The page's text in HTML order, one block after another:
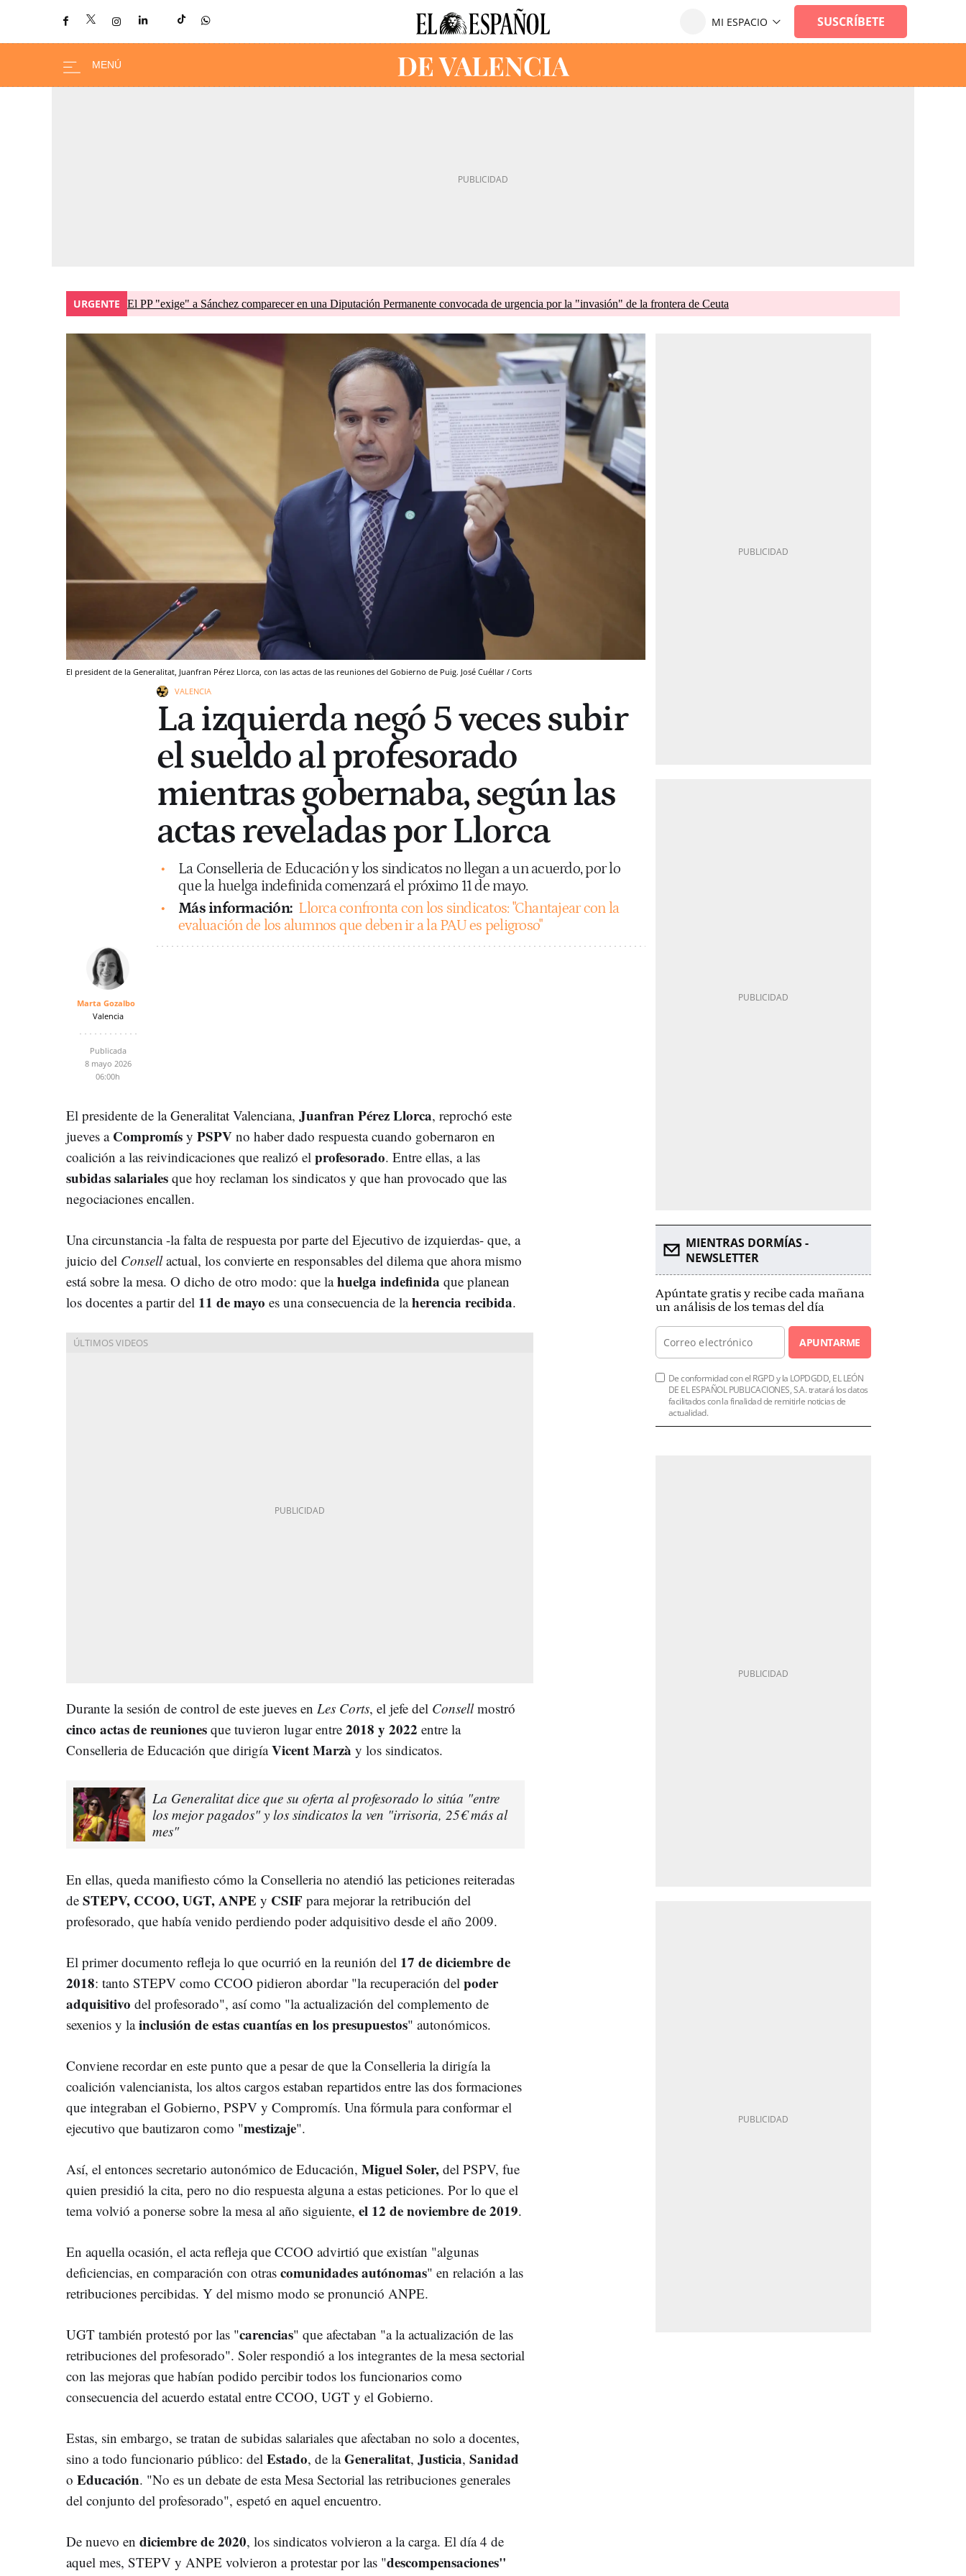
URGENTE El PP "exige" a Sánchez comparecer en una Diputación Permanente convocada de urgencia por la "invasión" de la frontera de Ceuta
El president de la Generalitat, Juanfran Pérez Llorca, con las actas de las reuniones del Gobierno de Puig. José Cuéllar / Corts
VALENCIA
La izquierda negó 5 veces subir
el sueldo al profesorado
mientras gobernaba, según las
actas reveladas por Llorca
La Conselleria de Educación y los sindicatos no llegan a un acuerdo, por lo
que la huelga indefinida comenzará el próximo 11 de mayo.
Más información: Llorca confronta con los sindicatos: "Chantajear con la
evaluación de los alumnos que deben ir a la PAU es peligroso"
Marta Gozalbo
Valencia
Publicada
8 mayo 2026
06:00h
El presidente de la Generalitat Valenciana, Juanfran Pérez Llorca, reprochó este
jueves a Compromís y PSPV no haber dado respuesta cuando gobernaron en
coalición a las reivindicaciones que realizó el profesorado. Entre ellas, a las
subidas salariales que hoy reclaman los sindicatos y que han provocado que las
negociaciones encallen.
Una circunstancia -la falta de respuesta por parte del Ejecutivo de izquierdas- que, a
juicio del Consellactual, los convierte en responsables del dilema que ahora mismo
está sobre la mesa. O dicho de otro modo: que lahuelga indefinida que planean
los docentes a partir del 11 de mayo es una consecuencia de laherencia recibida.
Durante la sesión de control de este jueves en Les Corts, el jefe del Consellmostró
cinco actas de reuniones que tuvieron lugar entre 2018 y 2022 entre la
Conselleria de Educación que dirigíaVicent Marzà y los sindicatos.
La Generalitat dice que su oferta al profesorado lo sitúa "entre
los mejor pagados" y los sindicatos la ven "irrisoria, 25€ más al
mes"
En ellas, queda manifiesto cómo la Conselleria no atendió las peticiones reiteradas
de STEPV, CCOO, UGT, ANPE y CSIF para mejorar la retribución del
profesorado, que había venido perdiendo poder adquisitivo desde el año 2009.
El primer documento refleja lo que ocurrió en la reunión del 17 de diciembre de
2018: tanto STEPV como CCOO pidieron abordar "la recuperación del poder
adquisitivo del profesorado", así como "la actualización del complemento de
sexenios y lainclusión de estas cuantías en los presupuestos" autonómicos.
Conviene recordar en este punto que a pesar de que la Conselleria la dirigía la
coalición valencianista, los altos cargos estaban repartidos entre las dos formaciones
que integraban el Gobierno, PSPV y Compromís. Una fórmula para conformar el
ejecutivo que bautizaron como "mestizaje".
Así, el entonces secretario autonómico de Educación, Miguel Soler, del PSPV, fue
quien presidió la cita, pero no dio respuesta alguna a estas peticiones. Por lo que el
tema volvió a ponerse sobre la mesa al año siguiente, el 12 de noviembre de 2019.
En aquella ocasión, el acta refleja que CCOO advirtió que existían "algunas
deficiencias, en comparación con otras comunidades autónomas" en relación a las
retribuciones percibidas. Y del mismo modo se pronunció ANPE.
UGT también protestó por las "carencias" que afectaban "a la actualización de las
retribuciones del profesorado". Soler respondió a los integrantes de la mesa sectorial
con las mejoras que habían podido percibir todos los funcionarios como
consecuencia del acuerdo estatal entre CCOO, UGT y el Gobierno.
Estas, sin embargo, se tratan de subidas salariales que afectaban no solo a docentes,
sino a todo funcionario público: del Estado, de laGeneralitat, Justicia, Sanidad
o Educación. "No es un debate de esta Mesa Sectorial las retribuciones generales
del conjunto del profesorado", espetó en aquel encuentro.
De nuevo en diciembre de 2020, los sindicatos volvieron a la carga. El día 4 de
aquel mes, STEPV y ANPE volvieron a protestar por las "descompensaciones"
MIENTRAS DORMÍAS -
NEWSLETTER
Apúntate gratis y recibe cada mañana
un análisis de los temas del día
APUNTARME
De conformidad con el RGPD y la LOPDGDD, EL LEÓN
DE EL ESPAÑOL PUBLICACIONES, S.A. tratará los datos
facilitados con la finalidad de remitirle noticias de
actualidad.